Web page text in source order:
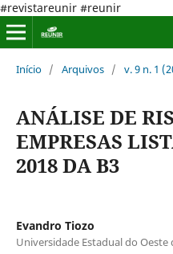
#revistareunir #reunir
Início / Arquivos / v. 9 n. 1
ANÁLISE DE
EMPRESAS
2018 DA B3
Evandro Tiozo
Universidade Estadual do Oeste